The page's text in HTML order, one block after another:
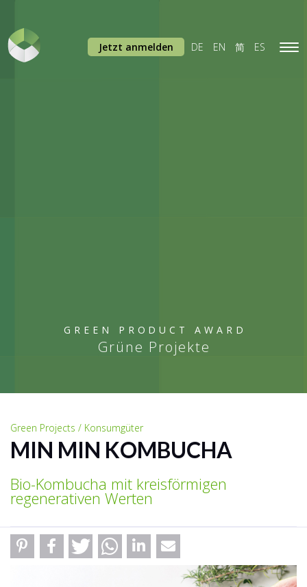
GREEN PRODUCT AWARD
Grüne Projekte
Jetzt anmelden DE EN 简 ES
Green Projects / Konsumgüter
MIN MIN KOMBUCHA
Bio-Kombucha mit kreisförmigen
regenerativen Werten